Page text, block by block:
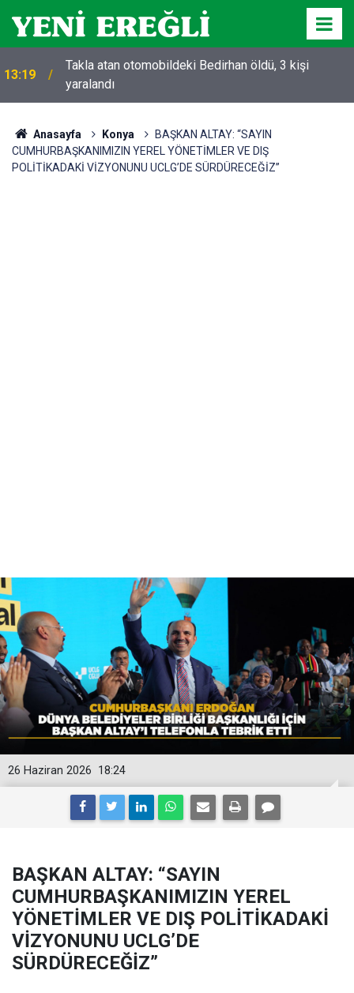
13:19
Takla atan otomobildeki Bedirhan öldü, 3 kişi
yaralandı
Anasayfa Konya
BAŞKAN ALTAY: “SAYIN
CUMHURBAŞKANIMIZIN YEREL YÖNETİMLER VE DIŞ
POLİTİKADAKİ VİZYONUNU UCLG’DE SÜRDÜRECEĞİZ”
18:24
26 Haziran 2026
BAŞKAN ALTAY: “SAYIN
CUMHURBAŞKANIMIZIN YEREL
YÖNETİMLER VE DIŞ POLİTİKADAKİ
VİZYONUNU UCLG’DE
SÜRDÜRECEĞİZ”